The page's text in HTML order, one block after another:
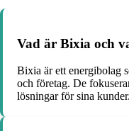
Vad är Bixia och
Bixia är ett energibolag
och företag. De
lösningar för sina kunder.